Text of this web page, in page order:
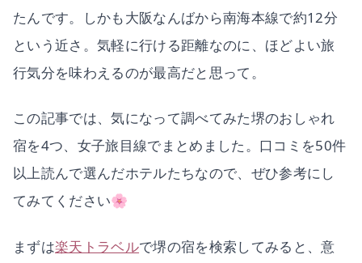
たんです。しかも大阪なんばから南海本線で約12分
という近さ。気軽に行ける距離なのに、ほどよい旅
行気分を味わえるのが最高だと思って。
この記事では、気になって調べてみた堺のおしゃれ
宿を4つ、女子旅目線でまとめました。口コミを50件
以上読んで選んだホテルたちなので、ぜひ参考にし
てみてください🌸
まずは楽天トラベルで堺の宿を検索してみると、意